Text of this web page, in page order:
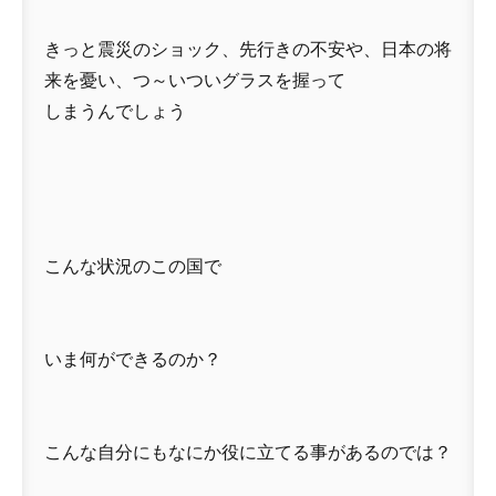
きっと震災のショック、先行きの不安や、日本の将
来を憂い、つ～いついグラスを握って
しまうんでしょう
こんな状況のこの国で
いま何ができるのか？
こんな自分にもなにか役に立てる事があるのでは？